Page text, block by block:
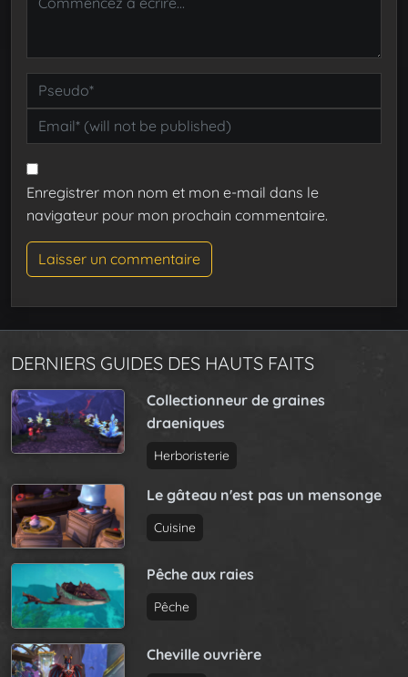
Enregistrer mon nom et mon e-mail dans le
navigateur pour mon prochain commentaire.
DERNIERS GUIDES DES HAUTS FAITS
Collectionneur de graines
draeniques
Herboristerie
Le gâteau n'est pas un mensonge
Cuisine
Pêche aux raies
Pêche
Cheville ouvrière